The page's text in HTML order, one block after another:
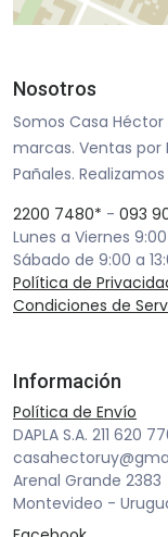
Nosotros
Somos Casa
marcas. Ventas por
Pañales.
2200 7480* - 093
Lunes a Viernes
Sábado de 9:00 a
Política de
Condiciones de
Información
Política de Envío
DAPLA S.A. 211 620
Arenal Grande 2383
Montevideo -